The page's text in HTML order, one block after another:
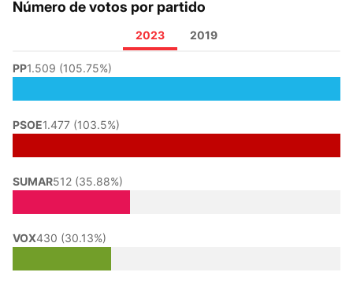
Número de votos por partido
2023 2019
PP1.509 (105.75%)
PSOE1.477 (103.5%)
SUMAR512 (35.88%)
VOX430 (30.13%)